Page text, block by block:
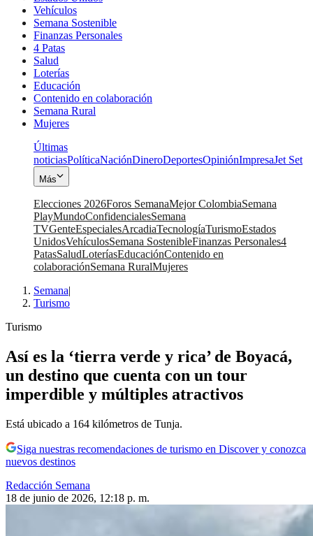
Vehículos
Semana Sostenible
Finanzas Personales
4 Patas
Salud
Loterías
Educación
Contenido en colaboración
Semana Rural
Mujeres
Últimas
noticiasPolíticaNaciónDineroDeportesOpiniónImpresaJet Set
Más
Elecciones 2026Foros SemanaMejor ColombiaSemana
PlayMundoConfidencialesSemana
TVGenteEspecialesArcadiaTecnologíaTurismoEstados
UnidosVehículosSemana SostenibleFinanzas Personales4
PatasSaludLoteríasEducaciónContenido en
colaboraciónSemana RuralMujeres
Semana|
Turismo
Turismo
Así es la ‘tierra verde y rica’ de Boyacá,
un destino que cuenta con un tour
imperdible y múltiples atractivos
Está ubicado a 164 kilómetros de Tunja.
Siga nuestras recomendaciones de turismo en Discover y conozca
nuevos destinos
Redacción Semana
18 de junio de 2026, 12:18 p. m.